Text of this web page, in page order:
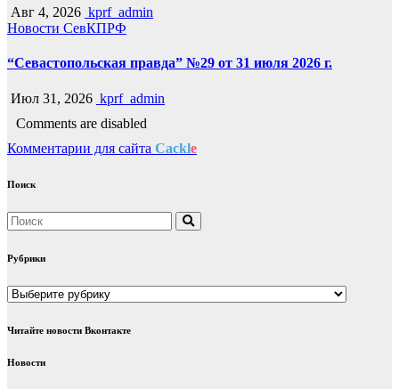
Авг 4, 2026 kprf_admin
Новости СевКПРФ
“Севастопольская правда” №29 от 31 июля 2026 г.
Июл 31, 2026 kprf_admin
Comments are disabled
Комментарии для сайта Cackle
Поиск
Рубрики
Рубрики
Читайте новости Вконтакте
Новости